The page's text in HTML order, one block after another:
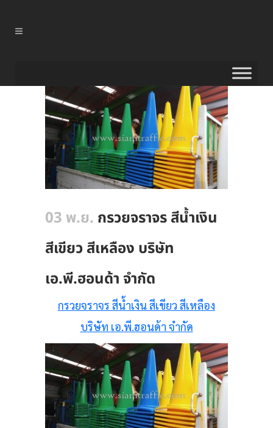
03 พ.ย. กรวยจราจร สีน้ำเงิน
สีเขียว สีเหลือง บริษัท
เอ.พี.ฮอนด้า จำกัด
กรวยจราจร สีน้ำเงิน สีเขียว สีเหลือง
บริษัท เอ.พี.ฮอนด้า จำกัด